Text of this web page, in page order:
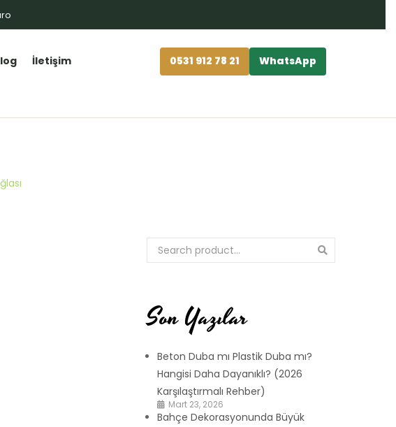
İletişim 0531 912 78 21 WhatsApp
Son Yazılar
Beton Duba mı Plastik Duba mı?
Hangisi Daha Dayanıklı? (2026
Karşılaştırmalı Rehber)
Mart 23, 2026
Bahçe Dekorasyonunda Büyük